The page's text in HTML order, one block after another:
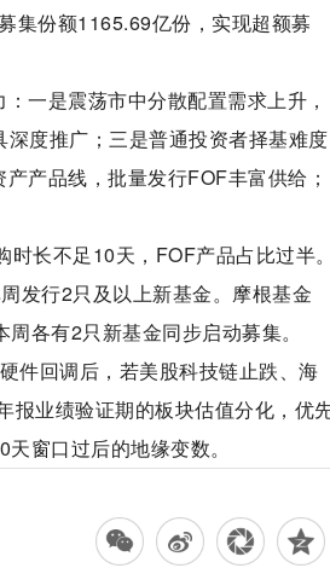
集份额1165.69亿份，实现超额募
一是震荡市中分散配置需求上升，
度推广；三是普通投资者择基难度
产品线，批量发行FOF丰富供给；
长不足10天，FOF产品占比过半。
发行2只及以上新基金。摩根基金
各有2只新基金同步启动募集。
件回调后，若美股科技链止跌、海
报业绩验证期的板块估值分化，优
窗口过后的地缘变数。